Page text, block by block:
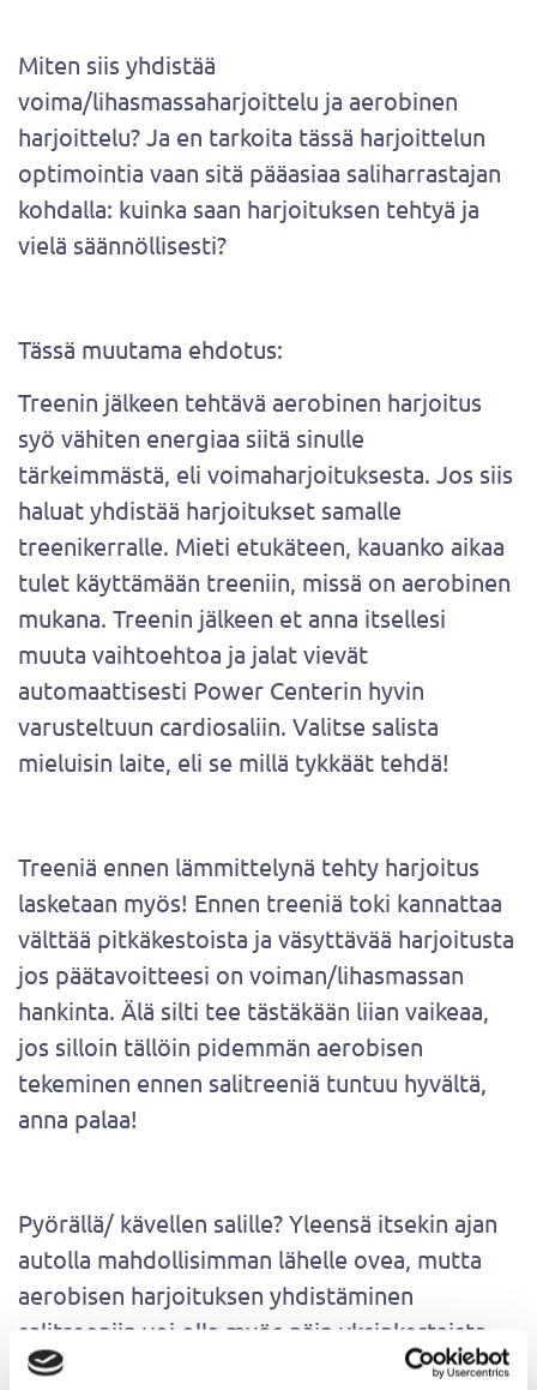
Miten siis yhdistää
voima/lihasmassaharjoittelu ja aerobinen
harjoittelu? Ja en tarkoita tässä harjoittelun
optimointia vaan sitä pääasiaa saliharrastajan
kohdalla: kuinka saan harjoituksen tehtyä ja
vielä säännöllisesti?
Tässä muutama ehdotus:
Treenin jälkeen tehtävä aerobinen harjoitus
syö vähiten energiaa siitä sinulle
tärkeimmästä, eli voimaharjoituksesta. Jos siis
haluat yhdistää harjoitukset samalle
treenikerralle. Mieti etukäteen, kauanko aikaa
tulet käyttämään treeniin, missä on aerobinen
mukana. Treenin jälkeen et anna itsellesi
muuta vaihtoehtoa ja jalat vievät
automaattisesti Power Centerin hyvin
varusteltuun cardiosaliin. Valitse salista
mieluisin laite, eli se millä tykkäät tehdä!
Treeniä ennen lämmittelynä tehty harjoitus
lasketaan myös! Ennen treeniä toki kannattaa
välttää pitkäkestoista ja väsyttävää harjoitusta
jos päätavoitteesi on voiman/lihasmassan
hankinta. Älä silti tee tästäkään liian vaikeaa,
jos silloin tällöin pidemmän aerobisen
tekeminen ennen salitreeniä tuntuu hyvältä,
anna palaa!
Pyörällä/ kävellen salille? Yleensä itsekin ajan
autolla mahdollisimman lähelle ovea, mutta
aerobisen harjoituksen yhdistäminen
salitreeniin voi olla myös näin yksinkertaista.
Siis silloin jos ei sada räntää naamaan